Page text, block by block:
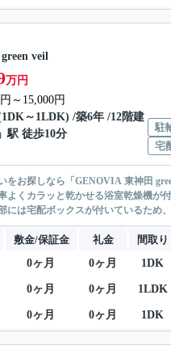
veil
万円
～15,000円
～1LDK) /築6年 /12階建
」駅 徒歩10分
駐
宅
お探しなら「GENOVIA 東神田
くカラッと乾かせる浴室乾燥機が
には宅配ボックスが付いているため
敷金/保証金 礼金 間取り
0ヶ月 0ヶ月 1DK
0ヶ月 0ヶ月 1LDK
0ヶ月 0ヶ月 1DK